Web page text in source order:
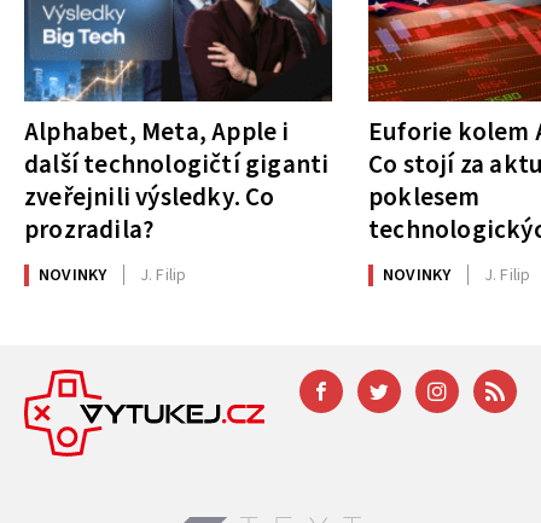
Alphabet, Meta, Apple i
další technologičtí giganti
zveřejnili výsledky. Co
prozradila?
NOVINKY J. Filip
Euforie kolem
Co stojí za
poklesem
NOVINKY J. Filip